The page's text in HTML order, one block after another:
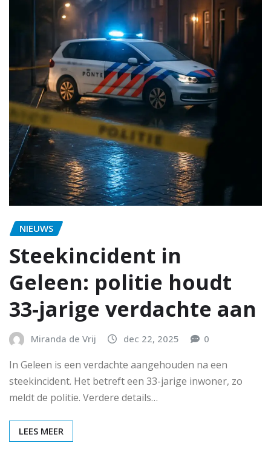
NIEUWS
Steekincident in
Geleen: politie houdt
33-jarige verdachte aan
Miranda de Vrij dec 22, 2025 0
In Geleen is een verdachte aangehouden na een
steekincident. Het betreft een 33-jarige inwoner, zo
meldt de politie. Verdere details…
LEES MEER